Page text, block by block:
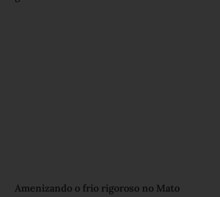
Amenizando o frio rigoroso no Mato